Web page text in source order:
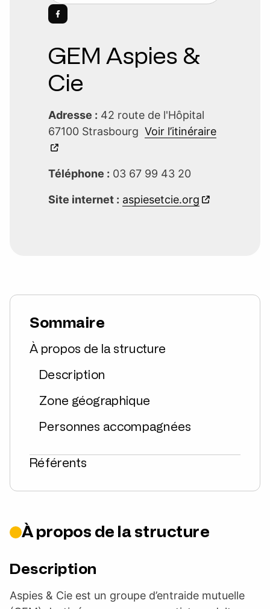
GEM Aspies &
Cie
Adresse : 42 route de l'Hôpital
67100 Strasbourg Voir l’itinéraire
Téléphone : 03 67 99 43 20
Site internet : aspiesetcie.org
Sommaire
À propos de la structure
Description
Zone géographique
Personnes accompagnées
Référents
À propos de la structure
Description
Aspies & Cie est un groupe d’entraide mutuelle